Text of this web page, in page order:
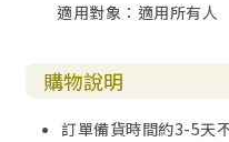
適用對象：適用所有人
購物說明
訂單備貨時間約3-5天